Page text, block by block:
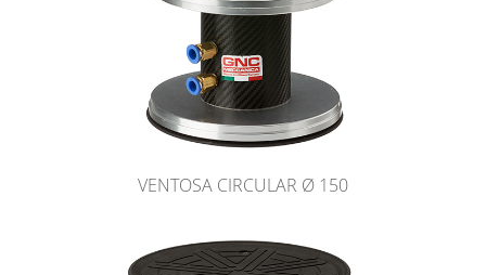
VENTOSA CIRCULAR Ø 150